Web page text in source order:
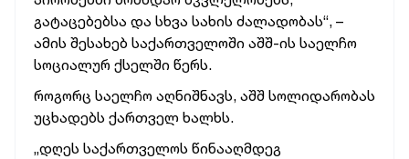
გატაცებებსა და სხვა სახის ძალადობას“, –
ამის შესახებ საქართველოში აშშ-ის საელჩო
სოციალურ ქსელში წერს.
როგორც საელჩო აღნიშნავს, აშშ სოლიდარობას
უცხადებს ქართველ ხალხს.
„დღეს საქართველოს წინააღმდეგ